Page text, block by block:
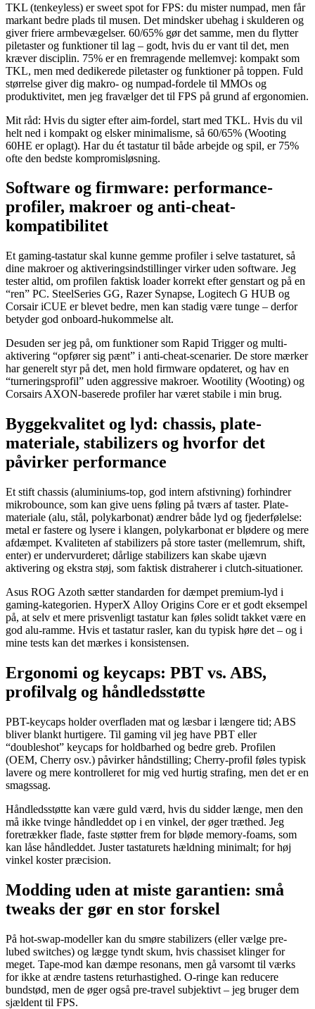
TKL (tenkeyless) er sweet spot for FPS: du mister numpad, men får
markant bedre plads til musen. Det mindsker ubehag i skulderen og
giver friere armbevægelser. 60/65% gør det samme, men du flytter
piletaster og funktioner til lag – godt, hvis du er vant til det, men
kræver disciplin. 75% er en fremragende mellemvej: kompakt som
TKL, men med dedikerede piletaster og funktioner på toppen. Fuld
størrelse giver dig makro- og numpad-fordele til MMOs og
produktivitet, men jeg fravælger det til FPS på grund af ergonomien.
Mit råd: Hvis du sigter efter aim-fordel, start med TKL. Hvis du vil
helt ned i kompakt og elsker minimalisme, så 60/65% (Wooting
60HE er oplagt). Har du ét tastatur til både arbejde og spil, er 75%
ofte den bedste kompromisløsning.
Software og firmware: performance-
profiler, makroer og anti-cheat-
kompatibilitet
Et gaming-tastatur skal kunne gemme profiler i selve tastaturet, så
dine makroer og aktiveringsindstillinger virker uden software. Jeg
tester altid, om profilen faktisk loader korrekt efter genstart og på en
“ren” PC. SteelSeries GG, Razer Synapse, Logitech G HUB og
Corsair iCUE er blevet bedre, men kan stadig være tunge – derfor
betyder god onboard-hukommelse alt.
Desuden ser jeg på, om funktioner som Rapid Trigger og multi-
aktivering “opfører sig pænt” i anti-cheat-scenarier. De store mærker
har generelt styr på det, men hold firmware opdateret, og hav en
“turneringsprofil” uden aggressive makroer. Wootility (Wooting) og
Corsairs AXON-baserede profiler har været stabile i min brug.
Byggekvalitet og lyd: chassis, plate-
materiale, stabilizers og hvorfor det
påvirker performance
Et stift chassis (aluminiums-top, god intern afstivning) forhindrer
mikrobounce, som kan give uens føling på tværs af taster. Plate-
materiale (alu, stål, polykarbonat) ændrer både lyd og fjederfølelse:
metal er fastere og lysere i klangen, polykarbonat er blødere og mere
afdæmpet. Kvaliteten af stabilizers på store taster (mellemrum, shift,
enter) er undervurderet; dårlige stabilizers kan skabe ujævn
aktivering og ekstra støj, som faktisk distraherer i clutch-situationer.
Asus ROG Azoth sætter standarden for dæmpet premium-lyd i
gaming-kategorien. HyperX Alloy Origins Core er et godt eksempel
på, at selv et mere prisvenligt tastatur kan føles solidt takket være en
god alu-ramme. Hvis et tastatur rasler, kan du typisk høre det – og i
mine tests kan det mærkes i konsistensen.
Ergonomi og keycaps: PBT vs. ABS,
profilvalg og håndledsstøtte
PBT-keycaps holder overfladen mat og læsbar i længere tid; ABS
bliver blankt hurtigere. Til gaming vil jeg have PBT eller
“doubleshot” keycaps for holdbarhed og bedre greb. Profilen
(OEM, Cherry osv.) påvirker håndstilling; Cherry-profil føles typisk
lavere og mere kontrolleret for mig ved hurtig strafing, men det er en
smagssag.
Håndledsstøtte kan være guld værd, hvis du sidder længe, men den
må ikke tvinge håndleddet op i en vinkel, der øger træthed. Jeg
foretrækker flade, faste støtter frem for bløde memory-foams, som
kan låse håndleddet. Juster tastaturets hældning minimalt; for høj
vinkel koster præcision.
Modding uden at miste garantien: små
tweaks der gør en stor forskel
På hot-swap-modeller kan du smøre stabilizers (eller vælge pre-
lubed switches) og lægge tyndt skum, hvis chassiset klinger for
meget. Tape-mod kan dæmpe resonans, men gå varsomt til værks
for ikke at ændre tastens returhastighed. O-ringe kan reducere
bundstød, men de øger også pre-travel subjektivt – jeg bruger dem
sjældent til FPS.